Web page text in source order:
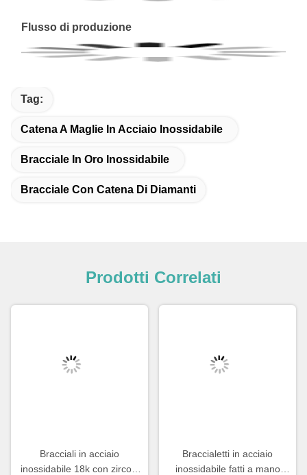
Flusso di produzione
Tag:
Catena A Maglie In Acciaio Inossidabile
Bracciale In Oro Inossidabile
Bracciale Con Catena Di Diamanti
Prodotti Correlati
Bracciali in acciaio
inossidabile 18k con zirconi
Braccialetti in acciaio
inossidabile fatti a mano